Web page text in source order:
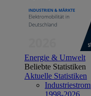
Energie & Umwelt
Beliebte Statistiken
Aktuelle Statistiken
1998-2026